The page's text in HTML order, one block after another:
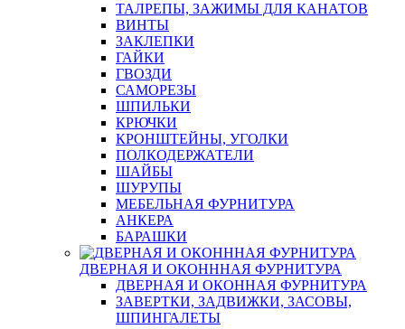
ТАЛРЕПЫ, ЗАЖИМЫ ДЛЯ КАНАТОВ
ВИНТЫ
ЗАКЛЕПКИ
ГАЙКИ
ГВОЗДИ
САМОРЕЗЫ
ШПИЛЬКИ
КРЮЧКИ
КРОНШТЕЙНЫ, УГОЛКИ
ПОЛКОДЕРЖАТЕЛИ
ШАЙБЫ
ШУРУПЫ
МЕБЕЛЬНАЯ ФУРНИТУРА
АНКЕРА
БАРАШКИ
ДВЕРНАЯ И ОКОНННАЯ ФУРНИТУРА
ДВЕРНАЯ И ОКОННАЯ ФУРНИТУРА
ЗАВЕРТКИ, ЗАДВИЖКИ, ЗАСОВЫ,
ШПИНГАЛЕТЫ